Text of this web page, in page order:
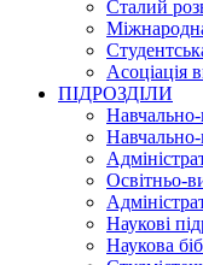
Сталий
Асоціація
ПІДРОЗДІЛИ
Навчально-
Навчально-
Освітньо-
Наукові
Наукова